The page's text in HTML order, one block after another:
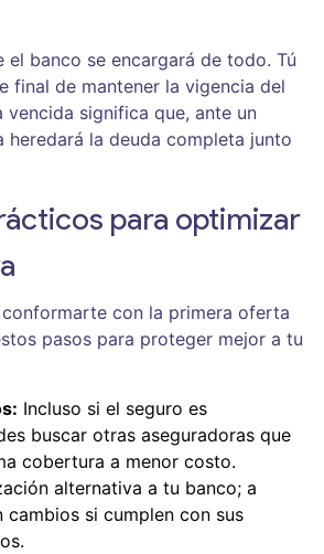
el banco se encargará de todo. Tú
final de mantener la vigencia del
vencida significa que, ante un
heredará la deuda completa junto
para optimizar
con la primera oferta
pasos para proteger mejor a tu
Incluso si el seguro es
buscar otras aseguradoras que
cobertura a menor costo.
alternativa a tu banco; a
cambios si cumplen con sus